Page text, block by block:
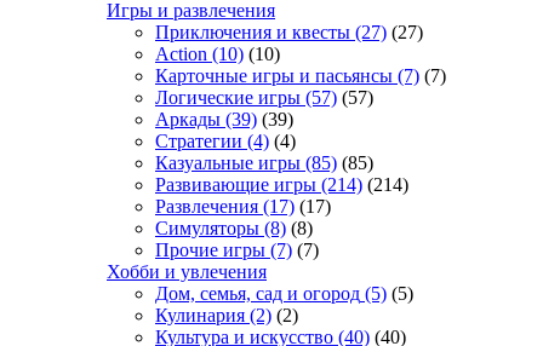
Игры и развлечения
Приключения и квесты (27) (27)
Action (10) (10)
Карточные игры и пасьянсы (7) (7)
Логические игры (57) (57)
Аркады (39) (39)
Стратегии (4) (4)
Казуальные игры (85) (85)
Развивающие игры (214) (214)
Развлечения (17) (17)
Симуляторы (8) (8)
Прочие игры (7) (7)
Хобби и увлечения
Дом, семья, сад и огород (5) (5)
Кулинария (2) (2)
Культура и искусство (40) (40)